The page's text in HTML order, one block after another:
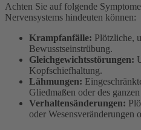
Achten Sie auf folgende
Nervensystems hindeuten können:
Krampfanfälle: Plötzliche,
Bewusstseinstrübung.
Gleichgewichtsstörungen:
Kopfschiefhaltung.
Lähmungen:
Gliedmaßen oder des
Verhaltensänderungen:
oder Wesensveränderungen